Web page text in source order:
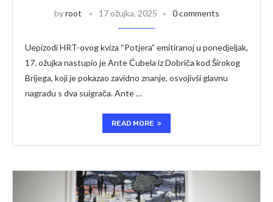
byroot 17 ožujka, 2025 0 comments
Uepizodi HRT-ovog kviza “Potjera” emitiranoj u ponedjeljak,
17. ožujka nastupio je Ante Ćubela iz Dobriča kod Širokog
Brijega, koji je pokazao zavidno znanje, osvojivši glavnu
nagradu s dva suigrača. Ante …
READ MORE